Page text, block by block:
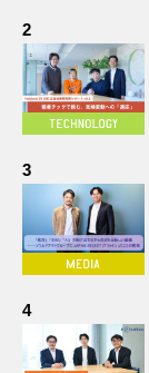
2
3
4